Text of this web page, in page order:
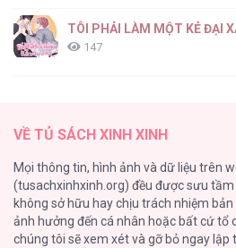
TÔI PHẢI LÀM MỘT KẺ ĐẠI
147
116
Làm vị cứu tinh thật dễ dàng
113
VỀ TỦ SÁCH XINH XINH
Mọi thông tin, hình ảnh và dữ liệu trên
(tusachxinhxinh.org) đều được sưu
không sở hữu hay chịu trách nhiệm
ảnh hưởng đến cá nhân hoặc bất cứ tổ
chúng tôi sẽ xem xét và gỡ bỏ ngay lập